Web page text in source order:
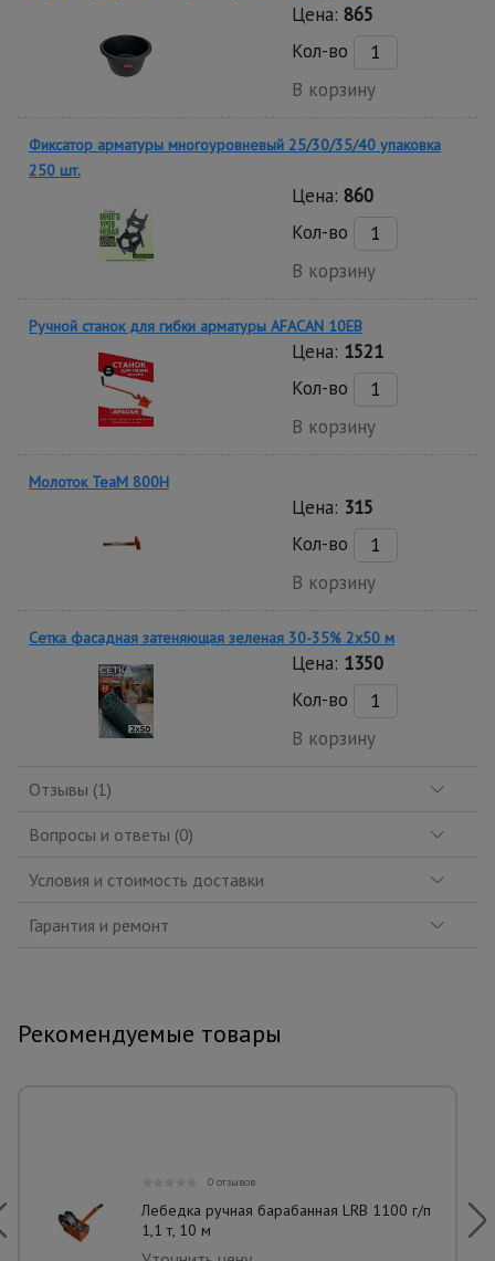
Цена: 865
Кол-во
В корзину
Фиксатор арматуры многоуровневый 25/30/35/40 упаковка
250 шт.
Цена: 860
Кол-во
В корзину
Ручной станок для гибки арматуры AFACAN 10EB
Цена: 1521
Кол-во
В корзину
Молоток TeaM 800H
Цена: 315
Кол-во
В корзину
Сетка фасадная затеняющая зеленая 30-35% 2х50 м
Цена: 1350
Кол-во
В корзину
Отзывы (1)
Вопросы и ответы (0)
Условия и стоимость доставки
Гарантия и ремонт
Рекомендуемые товары
0 отзывов
Лебедка ручная барабанная LRB 1100 г/п
1,1 т, 10 м